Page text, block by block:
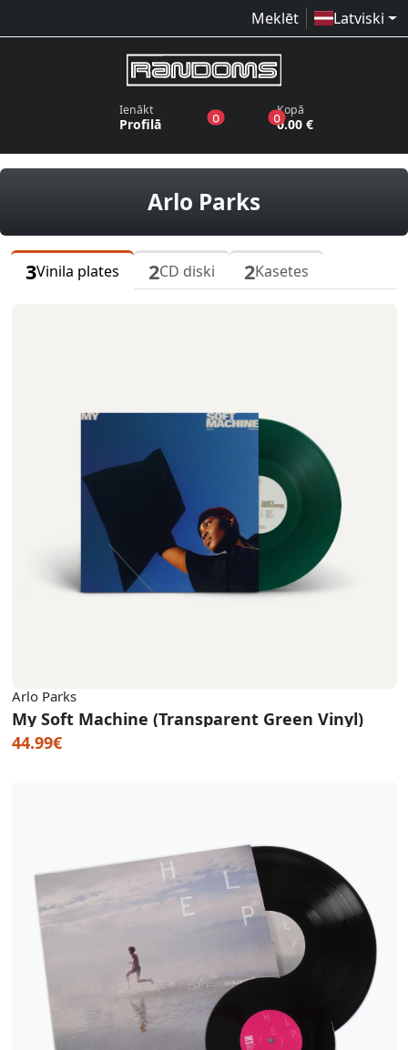
Meklēt Latviski
Ienākt
Profilā 0produkti vēlmju sarakstā
0produkti grozā
Kopā
0.00 €
Arlo Parksvinila plates,
3Vinila plates 2CD diski 2Kasetes
Arlo Parks
My Soft Machine (Transparent Green Vinyl)
44.99€